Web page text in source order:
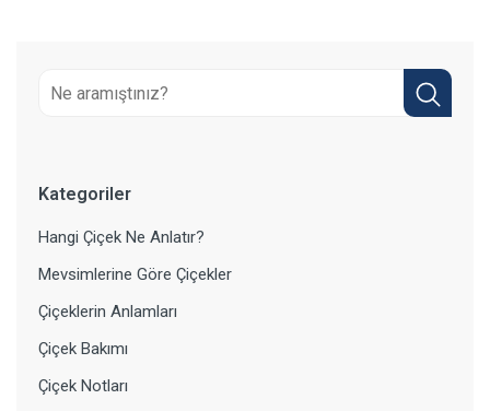
Kategoriler
Hangi Çiçek Ne Anlatır?
Mevsimlerine Göre Çiçekler
Çiçeklerin Anlamları
Çiçek Bakımı
Çiçek Notları